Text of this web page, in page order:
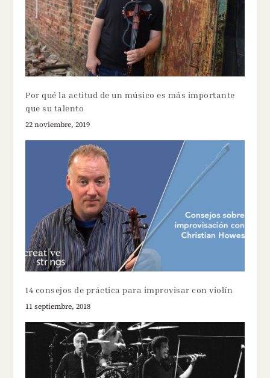
Por qué la actitud de un músico es más importante
que su talento
22 noviembre, 2019
14 consejos de práctica para improvisar con violín
11 septiembre, 2018